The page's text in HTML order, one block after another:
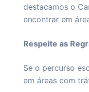
destacamos o
encontrar em
Respeite as
Se o percurso
em áreas com